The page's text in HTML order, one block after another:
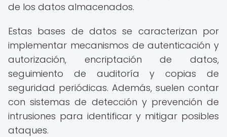
de los datos almacenados.
Estas bases de datos se caracterizan por
implementar mecanismos de autenticación y
autorización, encriptación de datos,
seguimiento de auditoría y copias de
seguridad periódicas. Además, suelen contar
con sistemas de detección y prevención de
intrusiones para identificar y mitigar posibles
ataques.